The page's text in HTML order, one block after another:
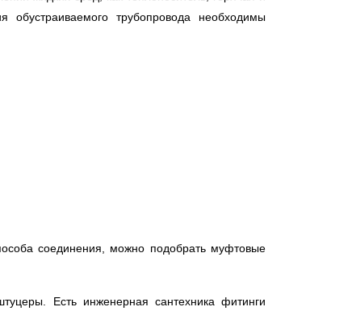
трубопровода необходимы
соединения, можно подобрать муфтовые
Есть инженерная сантехника фитинги